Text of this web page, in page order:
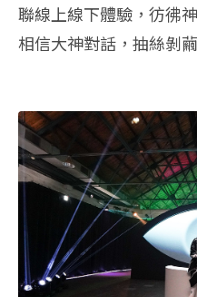
聯線上線下體驗，彷彿
相信大神對話，抽絲剝